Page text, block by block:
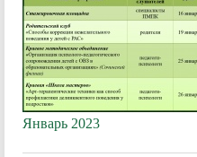
Январь 2023